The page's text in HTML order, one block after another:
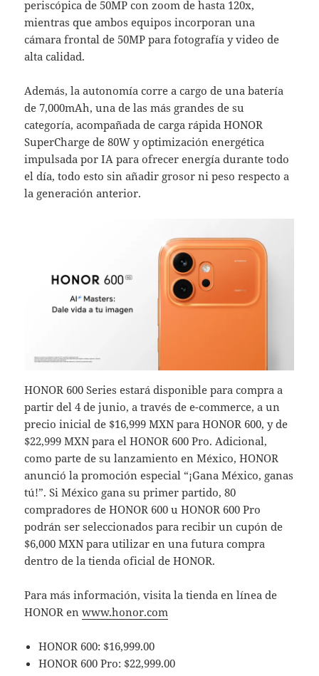
periscópica de 50MP con zoom de hasta 120x,
mientras que ambos equipos incorporan una
cámara frontal de 50MP para fotografía y video de
alta calidad.
Además, la autonomía corre a cargo de una batería
de 7,000mAh, una de las más grandes de su
categoría, acompañada de carga rápida HONOR
SuperCharge de 80W y optimización energética
impulsada por IA para ofrecer energía durante todo
el día, todo esto sin añadir grosor ni peso respecto a
la generación anterior.
HONOR 600 Series estará disponible para compra a
partir del 4 de junio, a través de e-commerce, a un
precio inicial de $16,999 MXN para HONOR 600, y de
$22,999 MXN para el HONOR 600 Pro. Adicional,
como parte de su lanzamiento en México, HONOR
anunció la promoción especial “¡Gana México, ganas
tú!”. Si México gana su primer partido, 80
compradores de HONOR 600 u HONOR 600 Pro
podrán ser seleccionados para recibir un cupón de
$6,000 MXN para utilizar en una futura compra
dentro de la tienda oficial de HONOR.
Para más información, visita la tienda en línea de
HONOR enwww.honor.com
HONOR 600: $16,999.00
HONOR 600 Pro: $22,999.00